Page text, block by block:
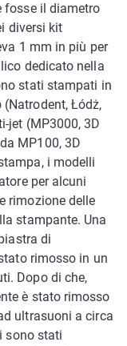
fosse il diametro
diversi kit
1 mm in più per
dedicato nella
stati stampati in
Łódż,
jet (MP3000, 3D
MP100, 3D
i modelli
per alcuni
rimozione delle
stampante. Una
di
rimosso in un
Dopo di che,
è stato rimosso
ultrasuoni a circa
sono stati